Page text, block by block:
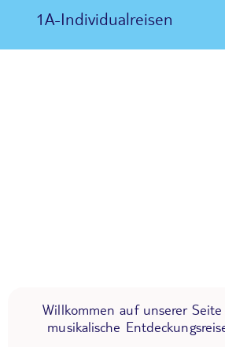
1A-Individualreisen
Willkommen auf unserer
musikalische